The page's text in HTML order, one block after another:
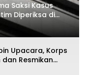
Saksi Kasus
Diperiksa di
Upacara, Korps
Resmikan